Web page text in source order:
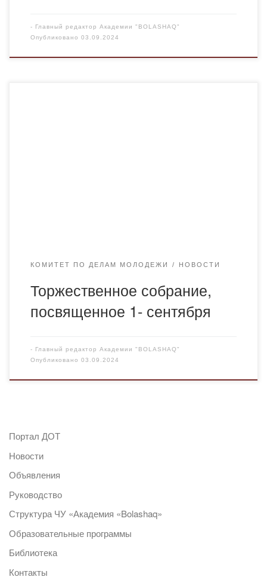
- Главный редактор Академии "BOLASHAQ"
Опубликовано 03.09.2024
КОМИТЕТ ПО ДЕЛАМ МОЛОДЕЖИ НОВОСТИ
Торжественное собрание,
посвященное 1- сентября
- Главный редактор Академии "BOLASHAQ"
Опубликовано 03.09.2024
Портал ДОТ
Новости
Объявления
Руководство
Структура ЧУ «Академия «Bolashaq»
Образовательные программы
Библиотека
Контакты